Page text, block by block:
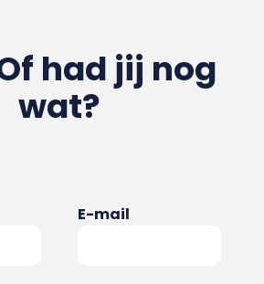
had jij nog
wat?
E-mail